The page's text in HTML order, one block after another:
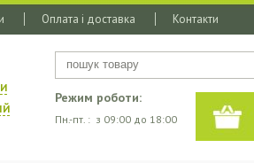
Оплата і доставка Контакти
Режим роботи:
Пн.-пт. : з 09:00 до 18:00